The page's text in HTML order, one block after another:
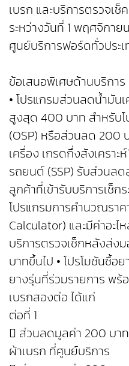
เบรก และบริการตรวจเ
ระหว่างวันที่ 1 พฤศจิกา
ศูนย์บริการฟอร์ดทั่วประ
ข้อเสนอพิเศษด้านบริกา
• โปรแกรมส่วนลดน้ำมั
สูงสุด 400 บาท สำหรับ
(OSP) หรือส่วนลด 200
เครื่อง เกรดกึ่งสังเคราะ
รถยนต์ (SSP) รับส่วนล
ลูกค้าที่เข้ารับบริการเช็ก
โปรแกรมการคำนวณราค
Calculator) และมีค่าอะ
บริการตรวจเช็กหลังส่ง
บาทขึ้นไป • โปรโมชันซื้อ
ยางรุ่นที่ร่วมรายการ พร้
เบรกสองต่อ ได้แก่
ต่อที่ 1
 ส่วนลดมูลค่า 200 บา
ผ้าเบรก ที่ศูนย์บริการ